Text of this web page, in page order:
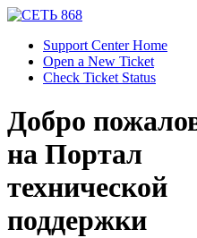
Support Center Home
Open a New Ticket
Check Ticket Status
Добро
на Портал
технической
поддержки